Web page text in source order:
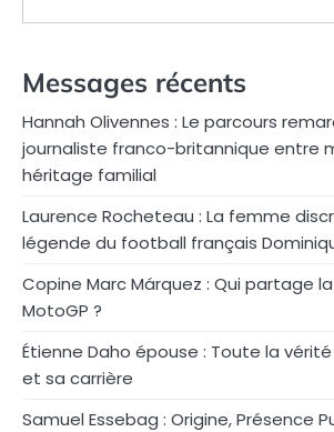
Messages récents
Hannah Olivennes : Le parcours
journaliste franco-britannique entre
héritage familial
Laurence Rocheteau : La femme
légende du football français
Copine Marc Márquez : Qui partage
MotoGP ?
Étienne Daho épouse : Toute la
et sa carrière
Samuel Essebag : Origine, Présence